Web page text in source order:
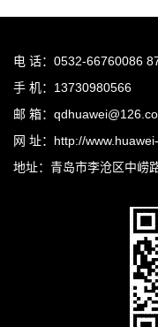
电 话：0532-66760086
手 机：13730980566
邮 箱：
网 址：http://
地址：青岛市李沧区中崂